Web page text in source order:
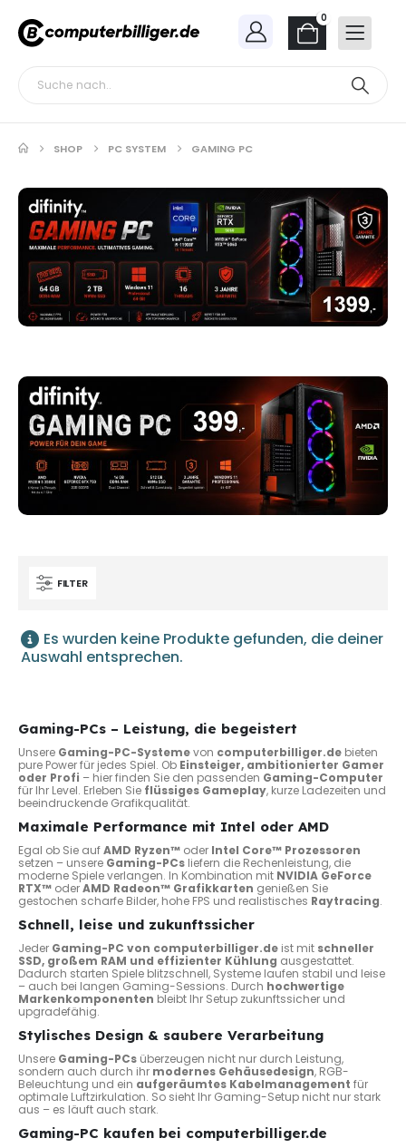
0
SHOP PC SYSTEM GAMING PC
FILTER
Es wurden keine Produkte gefunden, die deiner
Auswahl entsprechen.
Gaming-PCs – Leistung, die begeistert
Unsere Gaming-PC-Systemevon computerbilliger.de bieten
pure Power für jedes Spiel. Ob Einsteiger, ambitionierter Gamer
oder Profi – hier finden Sie den passenden Gaming-Computer
für Ihr Level. Erleben Sie flüssiges Gameplay, kurze Ladezeiten und
beeindruckende Grafikqualität.
Maximale Performance mit Intel oder AMD
Egal ob Sie aufAMD Ryzen™ oder Intel Core™ Prozessoren
setzen – unsere Gaming-PCs liefern die Rechenleistung, die
moderne Spiele verlangen. In Kombination mit NVIDIA GeForce
RTX™ oderAMD Radeon™ Grafikkarten genießen Sie
gestochen scharfe Bilder, hohe FPS und realistisches Raytracing.
Schnell, leise und zukunftssicher
Jeder Gaming-PC von computerbilliger.de ist mit schneller
SSD, großem RAM und effizienter Kühlung ausgestattet.
Dadurch starten Spiele blitzschnell, Systeme laufen stabil und leise
– auch bei langen Gaming-Sessions. Durch hochwertige
Markenkomponenten bleibt Ihr Setup zukunftssicher und
upgradefähig.
Stylisches Design & saubere Verarbeitung
Unsere Gaming-PCs überzeugen nicht nur durch Leistung,
sondern auch durch ihr modernes Gehäusedesign, RGB-
Beleuchtung und ein aufgeräumtes Kabelmanagement für
optimale Luftzirkulation. So sieht Ihr Gaming-Setup nicht nur stark
aus – es läuft auch stark.
Gaming-PC kaufen bei computerbilliger.de